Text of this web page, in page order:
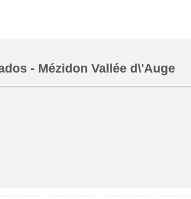
- Mézidon Vallée d\'Auge